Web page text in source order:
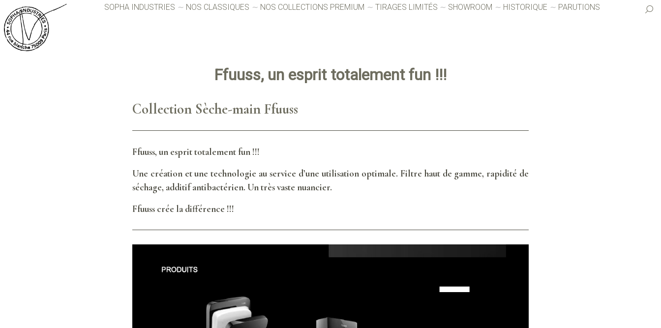
SOPHA INDUSTRIES NOS CLASSIQUES NOS COLLECTIONS PREMIUM TIRAGES LIMITÉS SHOWROOM HISTORIQUE PARUTIONS
ffuuss, un esprit totalement fun !!!
Collection Sèche-main Ffuuss
Ffuuss, un esprit totalement fun !!!
Une création et une technologie au service d’une utilisation optimale. Filtre haut de gamme, rapidité de
séchage, additif antibactérien. Un très vaste nuancier.
Ffuuss crée la différence !!!